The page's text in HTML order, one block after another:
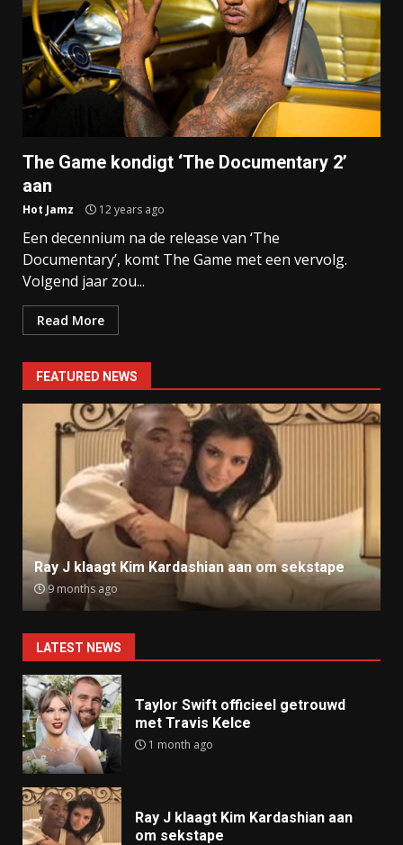
The Game kondigt ‘The Documentary 2’
aan
Hot Jamz 12 years ago
Een decennium na de release van ‘The
Documentary’, komt The Game met een vervolg.
Volgend jaar zou...
Read More
FEATURED NEWS
Ray J klaagt Kim Kardashian aan om sekstape
9 months ago
LATEST NEWS
Taylor Swift officieel getrouwd
met Travis Kelce
1 month ago
Ray J klaagt Kim Kardashian aan
om sekstape